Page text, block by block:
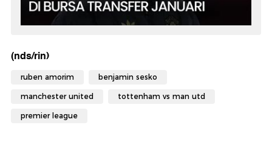
(nds/rin)
ruben amorim benjamin sesko
manchester united tottenham vs man utd
premier league